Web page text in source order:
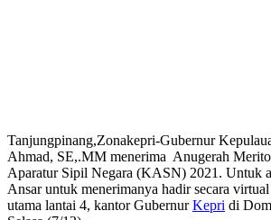
Tanjungpinang,Zonakepri-Gubernur
Ahmad, SE,.MM menerima Anugerah
Aparatur Sipil Negara (KASN) 2021. Untuk
Ansar untuk menerimanya hadir secara
utama lantai 4, kantor GubernurKepri di